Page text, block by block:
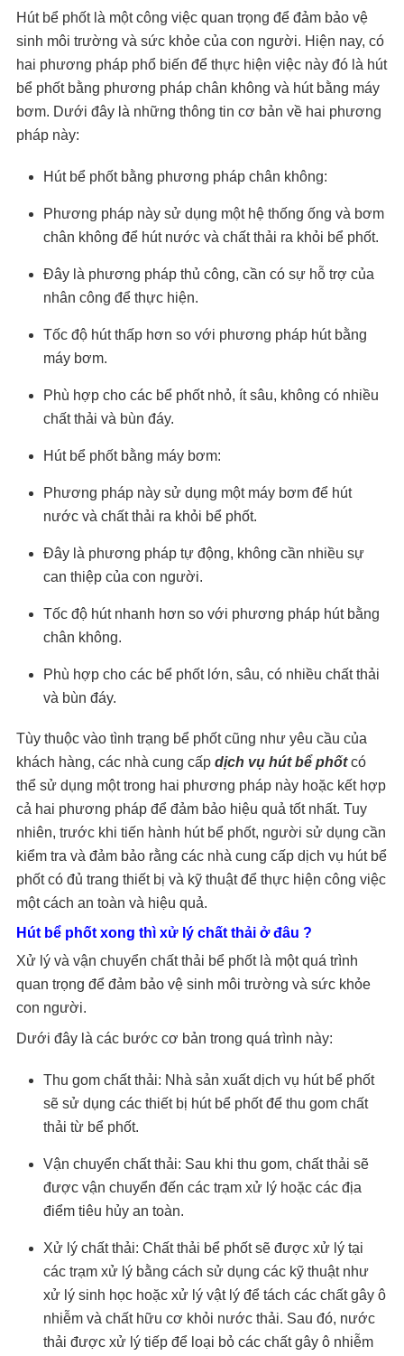
Hút bể phốt là một công việc quan trọng để đảm bảo vệ
sinh môi trường và sức khỏe của con người. Hiện nay, có
hai phương pháp phổ biến để thực hiện việc này đó là hút
bể phốt bằng phương pháp chân không và hút bằng máy
bơm. Dưới đây là những thông tin cơ bản về hai phương
pháp này:
Hút bể phốt bằng phương pháp chân không:
Phương pháp này sử dụng một hệ thống ống và bơm
chân không để hút nước và chất thải ra khỏi bể phốt.
Đây là phương pháp thủ công, cần có sự hỗ trợ của
nhân công để thực hiện.
Tốc độ hút thấp hơn so với phương pháp hút bằng
máy bơm.
Phù hợp cho các bể phốt nhỏ, ít sâu, không có nhiều
chất thải và bùn đáy.
Hút bể phốt bằng máy bơm:
Phương pháp này sử dụng một máy bơm để hút
nước và chất thải ra khỏi bể phốt.
Đây là phương pháp tự động, không cần nhiều sự
can thiệp của con người.
Tốc độ hút nhanh hơn so với phương pháp hút bằng
chân không.
Phù hợp cho các bể phốt lớn, sâu, có nhiều chất thải
và bùn đáy.
Tùy thuộc vào tình trạng bể phốt cũng như yêu cầu của
khách hàng, các nhà cung cấp dịch vụ hút bể phốtcó
thể sử dụng một trong hai phương pháp này hoặc kết hợp
cả hai phương pháp để đảm bảo hiệu quả tốt nhất. Tuy
nhiên, trước khi tiến hành hút bể phốt, người sử dụng cần
kiểm tra và đảm bảo rằng các nhà cung cấp dịch vụ hút bể
phốt có đủ trang thiết bị và kỹ thuật để thực hiện công việc
một cách an toàn và hiệu quả.
Hút bể phốt xong thì xử lý chất thải ở đâu ?
Xử lý và vận chuyển chất thải bể phốt là một quá trình
quan trọng để đảm bảo vệ sinh môi trường và sức khỏe
con người.
Dưới đây là các bước cơ bản trong quá trình này:
Thu gom chất thải: Nhà sản xuất dịch vụ hút bể phốt
sẽ sử dụng các thiết bị hút bể phốt để thu gom chất
thải từ bể phốt.
Vận chuyển chất thải: Sau khi thu gom, chất thải sẽ
được vận chuyển đến các trạm xử lý hoặc các địa
điểm tiêu hủy an toàn.
Xử lý chất thải: Chất thải bể phốt sẽ được xử lý tại
các trạm xử lý bằng cách sử dụng các kỹ thuật như
xử lý sinh học hoặc xử lý vật lý để tách các chất gây ô
nhiễm và chất hữu cơ khỏi nước thải. Sau đó, nước
thải được xử lý tiếp để loại bỏ các chất gây ô nhiễm